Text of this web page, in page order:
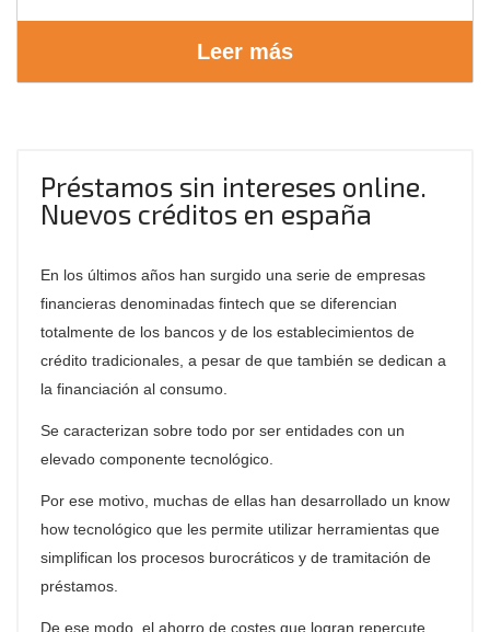
Leer más
Préstamos sin intereses online.
Nuevos créditos en españa
En los últimos años han surgido una serie de empresas
financieras denominadas fintech que se diferencian
totalmente de los bancos y de los establecimientos de
crédito tradicionales, a pesar de que también se dedican a
la financiación al consumo.
Se caracterizan sobre todo por ser entidades con un
elevado componente tecnológico.
Por ese motivo, muchas de ellas han desarrollado un know
how tecnológico que les permite utilizar herramientas que
simplifican los procesos burocráticos y de tramitación de
préstamos.
De ese modo, el ahorro de costes que logran repercute